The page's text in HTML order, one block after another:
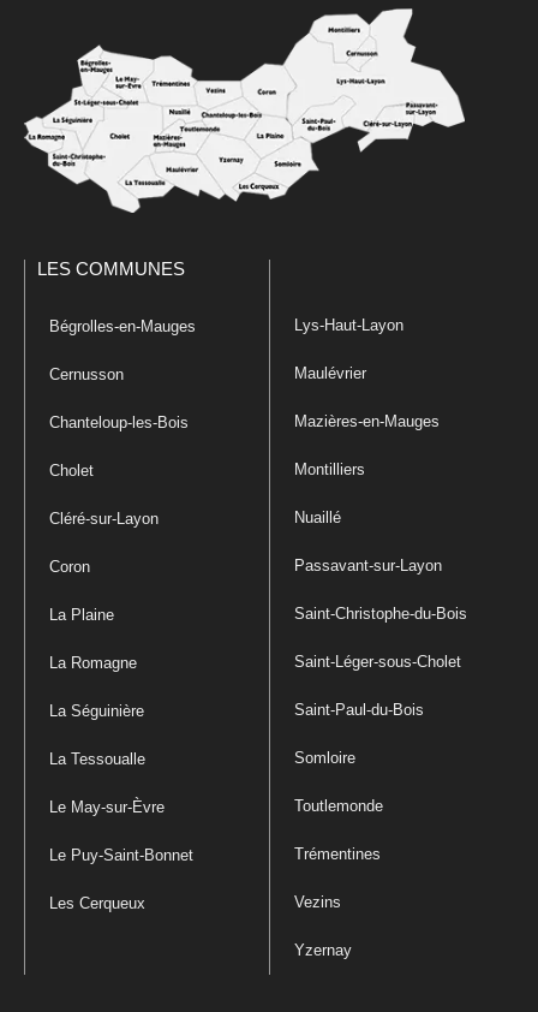
LES COMMUNES
Bégrolles-en-Mauges
Cernusson
Chanteloup-les-Bois
Cholet
Cléré-sur-Layon
Coron
La Plaine
La Romagne
La Séguinière
La Tessoualle
Le May-sur-Èvre
Le Puy-Saint-Bonnet
Les Cerqueux
Lys-Haut-Layon
Maulévrier
Mazières-en-Mauges
Montilliers
Nuaillé
Passavant-sur-Layon
Saint-Christophe-du-Bois
Saint-Léger-sous-Cholet
Saint-Paul-du-Bois
Somloire
Toutlemonde
Trémentines
Vezins
Yzernay